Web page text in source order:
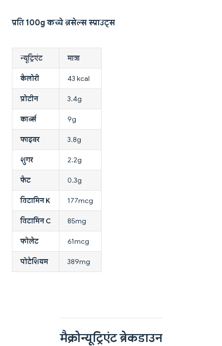
प्रति 100g कच्चे ब्रसेल्स स्प्राउट्स
न्यूट्रिएंट मात्रा
कैलोरी 43 kcal
प्रोटीन 3.4g
कार्ब्स 9g
फाइबर 3.8g
शुगर 2.2g
फैट 0.3g
विटामिन K 177mcg
विटामिन C 85mg
फोलेट 61mcg
पोटैशियम 389mg
मैक्रोन्यूट्रिएंट ब्रेकडाउन